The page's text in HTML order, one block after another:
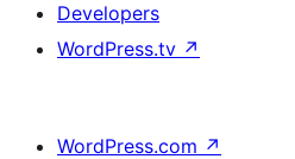
Developers
WordPress.tv ↗
WordPress.com ↗